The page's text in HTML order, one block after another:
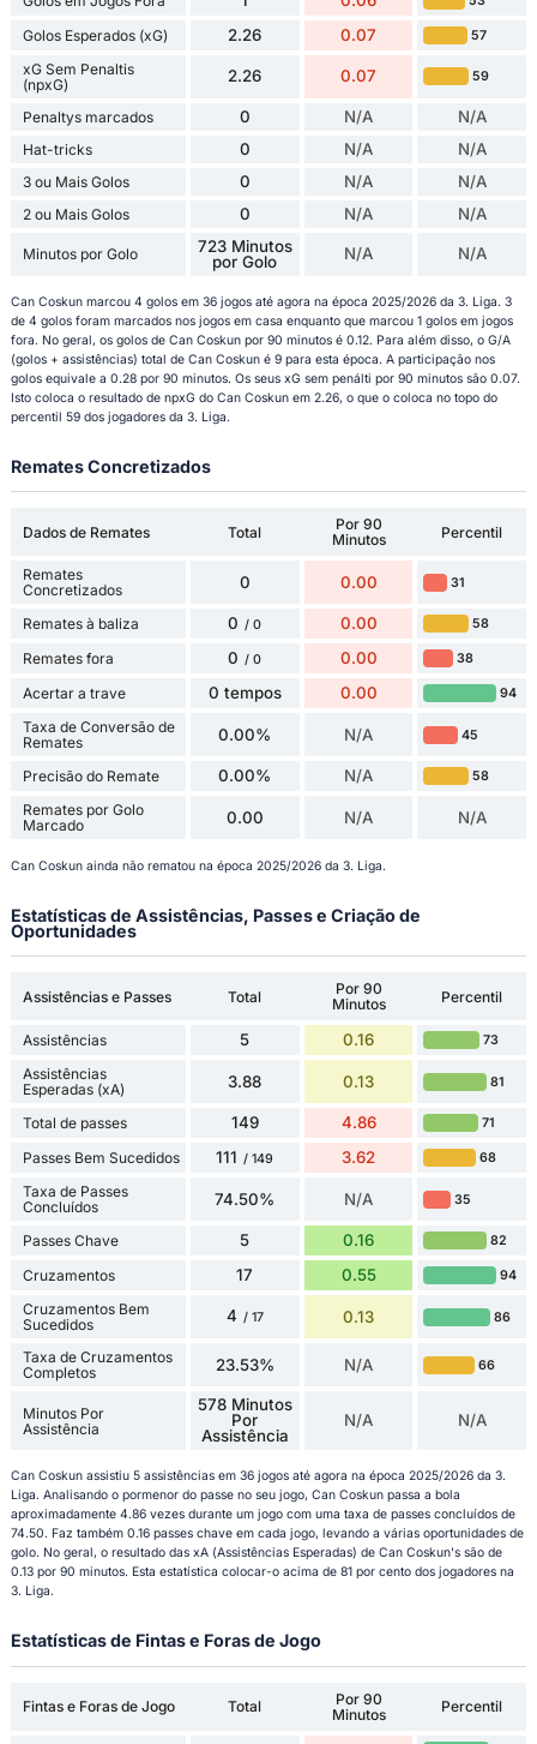
Golos Esperados (xG) 2.26 0.07 57
xG Sem Penaltis
(npxG)
2.26 0.07 59
Penaltys marcados 0 N/A N/A
Hat-tricks 0 N/A N/A
3 ou Mais Golos 0 N/A N/A
2 ou Mais Golos 0 N/A N/A
Minutos por Golo
723 Minutos
por Golo
N/A N/A
Can Coskun marcou 4 golos em 36 jogos até agora na época 2025/2026 da 3. Liga. 3
de 4 golos foram marcados nos jogos em casa enquanto que marcou 1 golos em jogos
fora. No geral, os golos de Can Coskun por 90 minutos é 0.12. Para além disso, o G/A
(golos + assistências) total de Can Coskun é 9 para esta época. A participação nos
golos equivale a 0.28 por 90 minutos. Os seus xG sem penálti por 90 minutos são 0.07.
Isto coloca o resultado de npxG do Can Coskun em 2.26, o que o coloca no topo do
percentil 59 dos jogadores da 3. Liga.
Remates Concretizados
Dados de Remates Total
Por 90
Minutos
Percentil
Remates
Concretizados
0 0.00 31
Remates à baliza 0 / 0 0.00 58
Remates fora 0 / 0 0.00 38
Acertar a trave 0 tempos 0.00 94
Taxa de Conversão de
Remates
0.00% N/A 45
Precisão do Remate 0.00% N/A 58
Remates por Golo
Marcado
0.00 N/A N/A
Can Coskun ainda não rematou na época 2025/2026 da 3. Liga.
Estatísticas de Assistências, Passes e Criação de
Oportunidades
Assistências e Passes Total
Por 90
Minutos
Percentil
Assistências 5 0.16 73
Assistências
Esperadas (xA)
3.88 0.13 81
Total de passes 149 4.86 71
Passes Bem Sucedidos 111 / 149 3.62 68
Taxa de Passes
Concluídos
74.50% N/A 35
Passes Chave 5 0.16 82
Cruzamentos 17 0.55 94
Cruzamentos Bem
Sucedidos
4 / 17 0.13 86
Taxa de Cruzamentos
Completos
23.53% N/A 66
Minutos Por
Assistência
578 Minutos
Por
Assistência
N/A N/A
Can Coskun assistiu 5 assistências em 36 jogos até agora na época 2025/2026 da 3.
Liga. Analisando o pormenor do passe no seu jogo, Can Coskun passa a bola
aproximadamente 4.86 vezes durante um jogo com uma taxa de passes concluídos de
74.50. Faz também 0.16 passes chave em cada jogo, levando a várias oportunidades de
golo. No geral, o resultado das xA (Assistências Esperadas) de Can Coskun's são de
0.13 por 90 minutos. Esta estatística colocar-o acima de 81 por cento dos jogadores na
3. Liga.
Estatísticas de Fintas e Foras de Jogo
Fintas e Foras de Jogo Total
Por 90
Minutos
Percentil